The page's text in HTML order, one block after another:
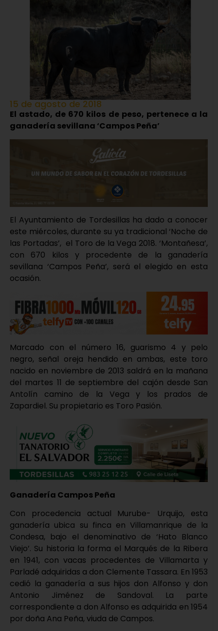
15 de agosto de 2018
El astado, de 670 kilos de peso, pertenece a la
ganadería sevillana ‘Campos Peña’
El Ayuntamiento de Tordesillas ha dado a conocer
este miércoles, durante su ya tradicional ‘Noche de
las Portadas’, el Toro de la Vega 2018. ‘Montañesa’,
con 670 kilos y procedente de la ganadería
sevillana ‘Campos Peña’, será el elegido en esta
ocasión.
Marcado con el número 16, guarismo 4 y pelo
negro, señal oreja hendido en ambas, este toro
nacido en noviembre de 2013 saldrá en la mañana
del martes 11 de septiembre del cajón desde San
Antolín camino de la Vega y los prados de
Zapardiel. Su propietario es Toro Pasión.
Ganadería Campos Peña
Con procedencia actual Murube- Urquijo, esta
ganadería ubica su finca en Villamanrique de la
Condesa, bajo el denominativo de ‘Hato Blanco
Viejo’. Su historia la forma el Marqués de la Ribera
en 1941, con vacas procedentes de Villamarta y
Parladé adquiridas a don Clemente Tassara. En 1953
cedió la ganadería a sus hijos don Alfonso y don
Antonio Jiménez de Sandoval. La parte
correspondiente a don Alfonso es adquirida en 1954
por doña Ana Peña, viuda de Campos.